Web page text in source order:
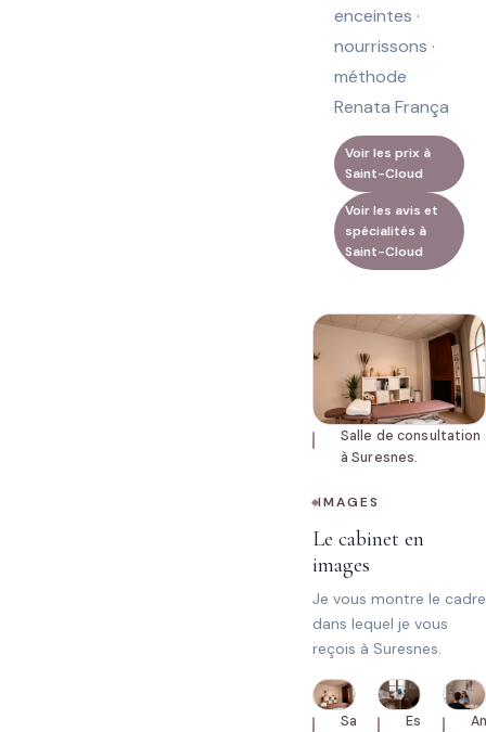
enceintes ·
nourrissons ·
méthode
Renata França
Voir les prix à
Saint-Cloud
Voir les avis et
spécialités à
Saint-Cloud
Salle de consultation
à Suresnes.
IMAGES
Le cabinet en
images
Je vous montre le cadre
dans lequel je vous
reçois à Suresnes.
Salle
Espace